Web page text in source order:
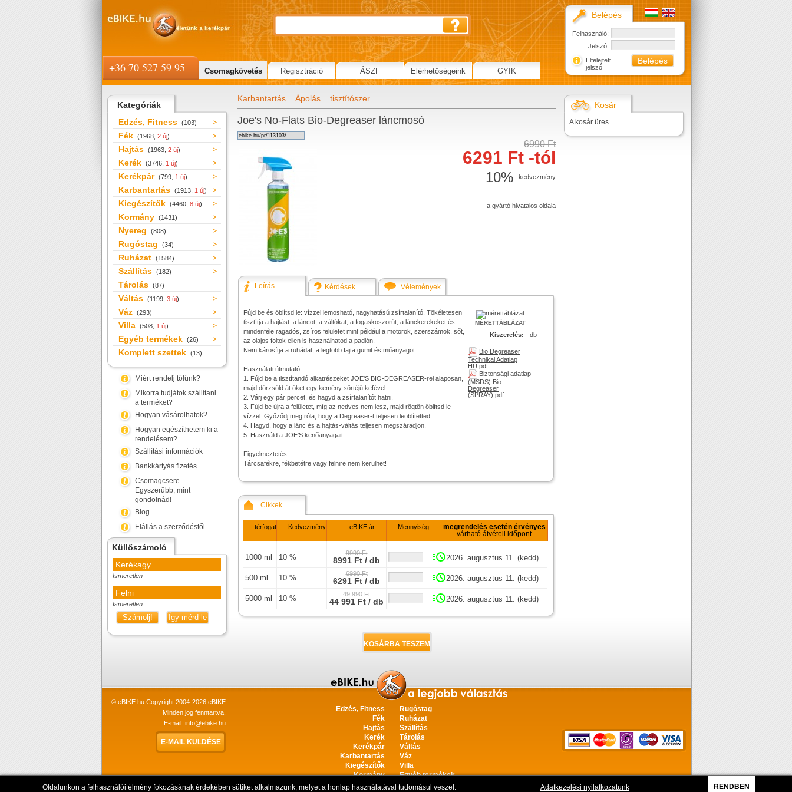
Kategóriák
Edzés, Fitness (103)
Fék (1968, 2 új)
Hajtás (1963, 2 új)
Kerék (3746, 1 új)
Kerékpár (799, 1 új)
Karbantartás (1913, 1 új)
Kiegészítők (4460, 8 új)
Kormány (1431)
Nyereg (808)
Rugóstag (34)
Ruházat (1584)
Szállítás (182)
Tárolás (87)
Váltás (1199, 3 új)
Váz (293)
Villa (508, 1 új)
Egyéb termékek (26)
Komplett szettek (13)
Miért rendelj tőlünk?
Mikorra tudjátok szállítani
a terméket?
Hogyan vásárolhatok?
Hogyan egészíthetem ki a
rendelésem?
Szállítási információk
Bankkártyás fizetés
Csomagcsere.
Egyszerűbb, mint
gondolnád!
Blog
Elállás a szerződéstől
Küllőszámoló
Kerékagy
Ismeretlen
Felni
Ismeretlen
Számolj! Így mérd le
Karbantartás Ápolás tisztítószer
Joe's No-Flats Bio-Degreaser láncmosó
6990 Ft
6291 Ft -tól
10% kedvezmény
a gyártó hivatalos oldala
Leírás Kérdések Vélemények
Fújd be és öblítsd le: vízzel lemosható, nagyhatású zsírtalanító. Tökéletesen
tisztítja a hajtást: a láncot, a váltókat, a fogaskoszorút, a lánckerekeket és
mindenféle ragadós, zsíros felületet mint például a motorok, szerszámok, sőt,
az olajos foltok ellen is használhatod a padlón.
Nem károsítja a ruhádat, a legtöbb fajta gumit és műanyagot.
Használati útmutató:
1. Fújd be a tisztítandó alkatrészeket JOE'S BIO-DEGREASER-rel alaposan,
majd dörzsöld át őket egy kemény sörtéjű kefével.
2. Várj egy pár percet, és hagyd a zsírtalanítót hatni.
3. Fújd be újra a felületet, míg az nedves nem lesz, majd rögtön öblítsd le
vízzel. Győződj meg róla, hogy a Degreaser-t teljesen leöblítetted.
4. Hagyd, hogy a lánc és a hajtás-váltás teljesen megszáradjon.
5. Használd a JOE'S kenőanyagait.
Figyelmeztetés:
Tárcsafékre, fékbetétre vagy felnire nem kerülhet!
MÉRETTÁBLÁZAT
Kiszerelés: db
Bio Degreaser
Technikai Adatlap
HU.pdf
Biztonsági adatlap
(MSDS) Bio
Degreaser
(SPRAY).pdf
Cikkek
térfogat Kedvezmény eBIKE ár Mennyiség
megrendelés esetén érvényes
várható átvételi időpont
1000 ml 10 % 9990 Ft
8991 Ft / db 2026. augusztus 11. (kedd)
500 ml 10 % 6990 Ft
6291 Ft / db 2026. augusztus 11. (kedd)
5000 ml 10 % 49 990 Ft
44 991 Ft / db 2026. augusztus 11. (kedd)
Kosár
A kosár üres.
Belépés
Felhasználó:
Jelszó:
Elfelejtett
jelszó
+36 70 527 59 95 Csomagkövetés Regisztráció ÁSZF Elérhetőségeink GYIK
© eBIKE.hu Copyright 2004-2026 eBIKE
Minden jog fenntartva.
E-mail: info@ebike.hu
E-MAIL KÜLDÉSE
Edzés, Fitness
Fék
Hajtás
Kerék
Kerékpár
Karbantartás
Kiegészítők
Kormány
Nyereg
Rugóstag
Ruházat
Szállítás
Tárolás
Váltás
Váz
Villa
Egyéb termékek
Turkáló